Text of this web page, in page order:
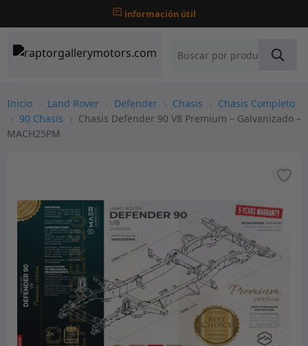
información útil
Inicio › Land Rover › Defender › Chasis › Chasis Completo
› 90 Chasis › Chasis Defender 90 V8 Premium – Galvanizado –
MACH25PM